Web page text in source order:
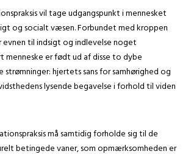
vil tage udgangspunkt i mennesket
og socialt væsen. Forbundet med kroppen
til indsigt og indlevelse noget
menneske er født ud af disse to dybe
hjertets sans for samhørighed og
lysende begavelse i forhold til viden
må samtidig forholde sig til de
betingede vaner, som opmærksomheden er